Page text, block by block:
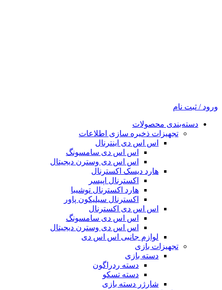
ورود / ثبت نام
دسته‌بندی محصولات
تجهیزات ذخیره سازی اطلاعات
اس اس دی اینترنال
اس اس دی سامسونگ
اس اس دی وسترن دیجیتال
هارد دیسک اکسترنال
اکسترنال اپیسر
هارد اکسترنال توشیبا
اکسترنال سیلیکون پاور
اس اس دی اکسترنال
اس اس دی سامسونگ
اس اس دی وسترن دیجیتال
لوازم جانبی اس اس دی
تجهیزات بازی
دسته بازی
دسته ردراگون
دسته تسکو
شارژر دسته بازی